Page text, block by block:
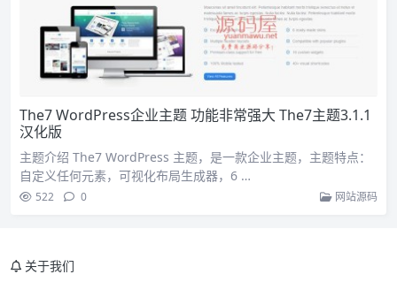
The7 WordPress企业主题 功能非常强大 The7主题3.1.1
汉化版
主题介绍 The7 WordPress 主题，是一款企业主题，主题特点：
自定义任何元素，可视化布局生成器，6 …
522 0 网站源码
关于我们